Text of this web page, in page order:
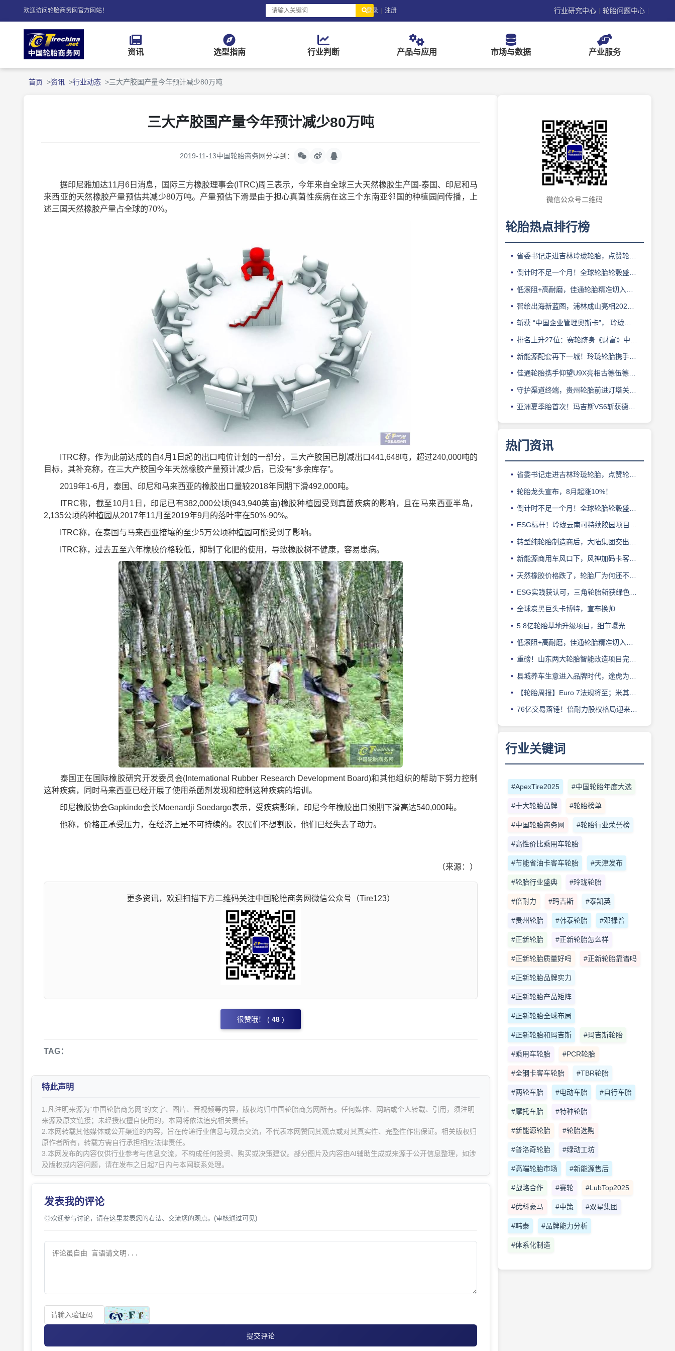
欢迎访问轮胎商务网官方网站！ 登录 | 注册 行业研究中心 | 轮胎问题中心 |
资讯 选型指南 行业判断 产品与应用 市场与数据 产业服务
首页 资讯 行业动态 三大产胶国产量今年预计减少80万吨
三大产胶国产量今年预计减少80万吨
2019-11-13中国轮胎商务网分享到：
据印尼雅加达11月6日消息，国际三方橡胶理事会(ITRC)周三表示，今年来自全球三大天然橡胶生产国-泰国、印尼和马
来西亚的天然橡胶产量预估共减少80万吨。产量预估下滑是由于担心真菌性疾病在这三个东南亚邻国的种植园间传播，上
述三国天然橡胶产量占全球的70%。
ITRC称，作为此前达成的自4月1日起的出口吨位计划的一部分，三大产胶国已削减出口441,648吨，超过240,000吨的
目标，其补充称，在三大产胶国今年天然橡胶产量预计减少后，已没有“多余库存”。
2019年1-6月，泰国、印尼和马来西亚的橡胶出口量较2018年同期下滑492,000吨。
ITRC称，截至10月1日，印尼已有382,000公顷(943,940英亩)橡胶种植园受到真菌疾病的影响，且在马来西亚半岛，
2,135公顷的种植园从2017年11月至2019年9月的落叶率在50%-90%。
ITRC称，在泰国与马来西亚接壤的至少5万公顷种植园可能受到了影响。
ITRC称，过去五至六年橡胶价格较低，抑制了化肥的使用，导致橡胶树不健康，容易患病。
泰国正在国际橡胶研究开发委员会(International Rubber Research Development Board)和其他组织的帮助下努力控制
这种疾病，同时马来西亚已经开展了使用杀菌剂发现和控制这种疾病的培训。
印尼橡胶协会Gapkindo会长Moenardji Soedargo表示，受疾病影响，印尼今年橡胶出口预期下滑高达540,000吨。
他称，价格正承受压力，在经济上是不可持续的。农民们不想割胶，他们已经失去了动力。
（来源：）
更多资讯，欢迎扫描下方二维码关注中国轮胎商务网微信公众号（Tire123）
很赞哦！ ( 48 )
TAG：
特此声明
1.凡注明来源为“中国轮胎商务网”的文字、图片、音视频等内容，版权均归中国轮胎商务网所有。任何媒体、网站或个人转载、引用，须注明
来源及原文链接；未经授权擅自使用的，本网将依法追究相关责任。
2.本网转载其他媒体或公开渠道的内容，旨在传递行业信息与观点交流，不代表本网赞同其观点或对其真实性、完整性作出保证。相关版权归
原作者所有，转载方需自行承担相应法律责任。
3.本网发布的内容仅供行业参考与信息交流，不构成任何投资、购买或决策建议。部分图片及内容由AI辅助生成或来源于公开信息整理，如涉
及版权或内容问题，请在发布之日起7日内与本网联系处理。
发表我的评论
◎欢迎参与讨论，请在这里发表您的看法、交流您的观点。(审核通过可见)
提交评论
微信公众号二维码
轮胎热点排行榜
省委书记走进吉林玲珑轮胎，点赞轮胎智造标杆
倒计时不足一个月！全球轮胎轮毂盛会即将登陆上海！
低滚阻+高耐磨，佳通轮胎精准切入新能源轻卡赛道
智绘出海新蓝图，浦林成山亮相2026泰中合作博览会
斩获 “中国企业管理奥斯卡”， 玲珑轮胎蝉联 BMC 大奖
排名上升27位：赛轮跻身《财富》中国500强背后的增长逻辑
新能源配套再下一城！玲珑轮胎携手小鹏L03全球上市
佳通轮胎携手仰望U9X亮相古德伍德，以轮胎科技挑战性能边界
守护渠道终端，贵州轮胎前进灯塔关爱基金驰援长春受灾门店
亚洲夏季胎首次！玛吉斯VS6斩获德国TÜV SÜD高阶认证
热门资讯
省委书记走进吉林玲珑轮胎，点赞轮胎智造标杆
轮胎龙头宣布，8月起涨10%！
倒计时不足一个月！全球轮胎轮毂盛会即将登陆上海！
ESG标杆！玲珑云南可持续胶园项目获评最佳实践
转型纯轮胎制造商后，大陆集团交出亮眼业绩
新能源商用车风口下，风神加码卡客车胎产能
天然橡胶价格跌了，轮胎厂为何还不敢“松口气”？
ESG实践获认可，三角轮胎斩获绿色发展典范企业奖
全球炭黑巨头卡博特，宣布换帅
5.8亿轮胎基地升级项目，细节曝光
低滚阻+高耐磨，佳通轮胎精准切入新能源轻卡赛道
重磅！山东两大轮胎智能改造项目完成备案
县城养车生意进入品牌时代，途虎为何此时加码“万镇万店”？
【轮胎周报】Euro 7法规将至；米其林上半年营收超千亿；倍耐力上半年盈利稳增；龙星炭黑斩获欧洲近万吨订单
76亿交易落锤！倍耐力股权格局迎来重塑
行业关键词
#ApexTire2025 #中国轮胎年度大选
#十大轮胎品牌 #轮胎榜单
#中国轮胎商务网 #轮胎行业荣誉榜
#高性价比乘用车轮胎
#节能省油卡客车轮胎 #天津发布
#轮胎行业盛典 #玲珑轮胎
#倍耐力 #玛吉斯 #泰凯英
#贵州轮胎 #韩泰轮胎 #邓禄普
#正新轮胎 #正新轮胎怎么样
#正新轮胎质量好吗 #正新轮胎靠谱吗
#正新轮胎品牌实力
#正新轮胎产品矩阵
#正新轮胎全球布局
#正新轮胎和玛吉斯 #玛吉斯轮胎
#乘用车轮胎 #PCR轮胎
#全钢卡客车轮胎 #TBR轮胎
#两轮车胎 #电动车胎 #自行车胎
#摩托车胎 #特种轮胎
#新能源轮胎 #轮胎选购
#普洛奇轮胎 #绿动工坊
#高端轮胎市场 #新能源售后
#战略合作 #赛轮 #LubTop2025
#优科豪马 #中策 #双星集团
#韩泰 #品牌能力分析
#体系化制造